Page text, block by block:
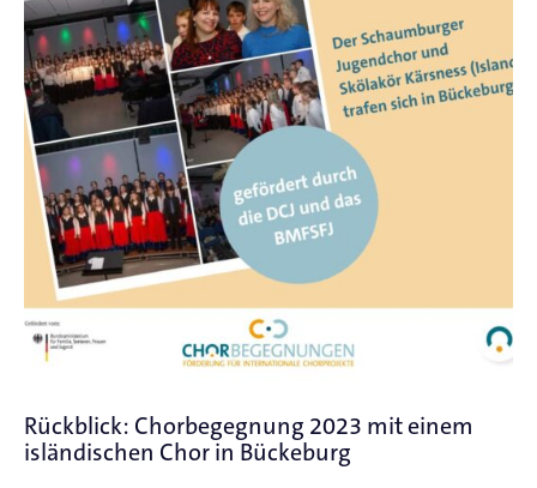
Rückblick: Chorbegegnung 2023 mit einem
isländischen Chor in Bückeburg